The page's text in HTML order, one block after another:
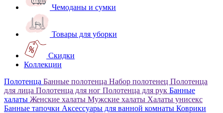
Чемоданы и сумки
Товары для уборки
Скидки
Коллекции
Полотенца Банные полотенца Набор полотенец Полотенца
для лица Полотенца для ног Полотенца для рук Банные
халаты Женские халаты Мужские халаты Халаты унисекс
Банные тапочки Аксессуары для ванной комнаты Коврики